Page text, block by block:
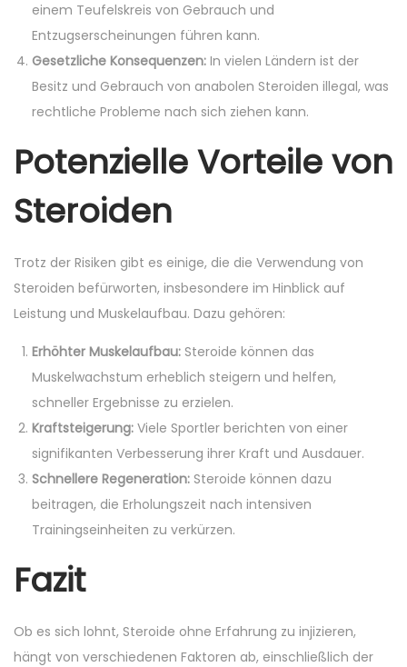
einem Teufelskreis von Gebrauch und
Entzugserscheinungen führen kann.
Gesetzliche Konsequenzen: In vielen Ländern ist der
Besitz und Gebrauch von anabolen Steroiden illegal, was
rechtliche Probleme nach sich ziehen kann.
Potenzielle Vorteile von
Steroiden
Trotz der Risiken gibt es einige, die die Verwendung von
Steroiden befürworten, insbesondere im Hinblick auf
Leistung und Muskelaufbau. Dazu gehören:
Erhöhter Muskelaufbau: Steroide können das
Muskelwachstum erheblich steigern und helfen,
schneller Ergebnisse zu erzielen.
Kraftsteigerung: Viele Sportler berichten von einer
signifikanten Verbesserung ihrer Kraft und Ausdauer.
Schnellere Regeneration: Steroide können dazu
beitragen, die Erholungszeit nach intensiven
Trainingseinheiten zu verkürzen.
Fazit
Ob es sich lohnt, Steroide ohne Erfahrung zu injizieren,
hängt von verschiedenen Faktoren ab, einschließlich der